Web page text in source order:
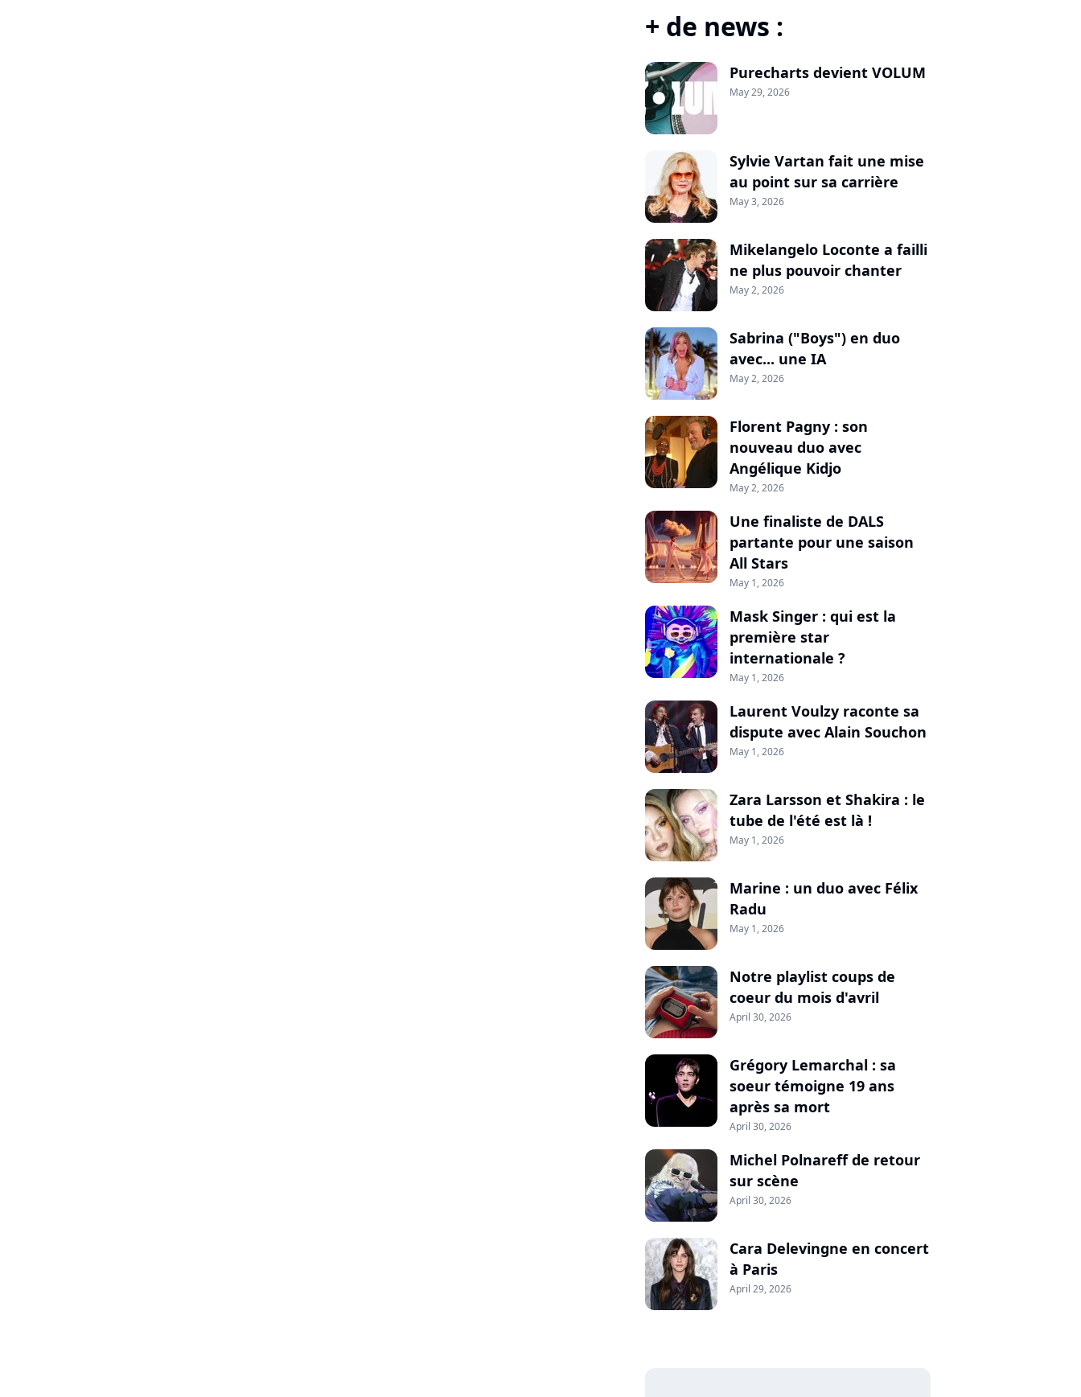
+ de news :
Purecharts devient VOLUM
May 29, 2026
Sylvie Vartan fait une mise
au point sur sa carrière
May 3, 2026
Mikelangelo Loconte a failli
ne plus pouvoir chanter
May 2, 2026
Sabrina ("Boys") en duo
avec... une IA
May 2, 2026
Florent Pagny : son
nouveau duo avec
Angélique Kidjo
May 2, 2026
Une finaliste de DALS
partante pour une saison
All Stars
May 1, 2026
Mask Singer : qui est la
première star
internationale ?
May 1, 2026
Laurent Voulzy raconte sa
dispute avec Alain Souchon
May 1, 2026
Zara Larsson et Shakira : le
tube de l'été est là !
May 1, 2026
Marine : un duo avec Félix
Radu
May 1, 2026
Notre playlist coups de
coeur du mois d'avril
April 30, 2026
Grégory Lemarchal : sa
soeur témoigne 19 ans
après sa mort
April 30, 2026
Michel Polnareff de retour
sur scène
April 30, 2026
Cara Delevingne en concert
à Paris
April 29, 2026